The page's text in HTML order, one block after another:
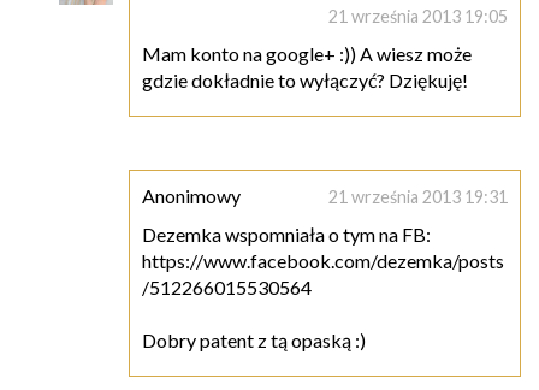
21 września 2013 19:05
Mam konto na google+ :)) A wiesz może
gdzie dokładnie to wyłączyć? Dziękuję!
Anonimowy 21 września 2013 19:31
Dezemka wspomniała o tym na FB:
https://www.facebook.com/dezemka/posts
/512266015530564
Dobry patent z tą opaską :)